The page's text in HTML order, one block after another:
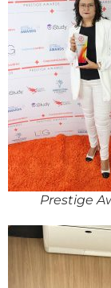
Prestige